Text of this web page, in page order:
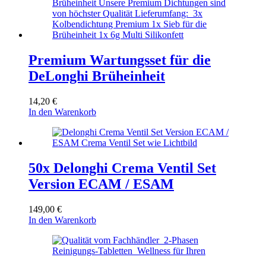
Premium Wartungsset für die
DeLonghi Brüheinheit
14,20 €
In den Warenkorb
50x Delonghi Crema Ventil Set
Version ECAM / ESAM
149,00 €
In den Warenkorb